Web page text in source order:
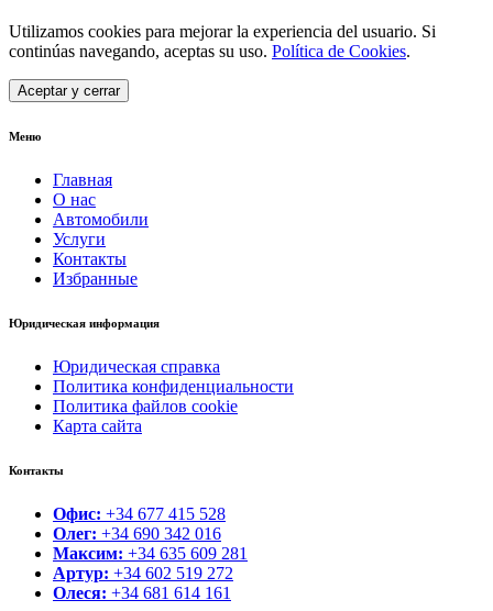
Utilizamos cookies para mejorar la experiencia del usuario. Si
continúas navegando, aceptas su uso. Política de Cookies.
Aceptar y cerrar
Меню
Главная
О нас
Автомобили
Услуги
Контакты
Избранные
Юридическая информация
Юридическая справка
Политика конфиденциальности
Политика файлов cookie
Карта сайта
Контакты
Офис: +34 677 415 528
Олег: +34 690 342 016
Максим: +34 635 609 281
Артур: +34 602 519 272
Олеся: +34 681 614 161